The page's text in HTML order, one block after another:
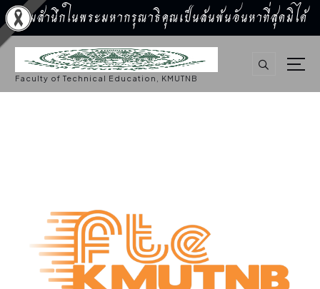
น้อมสำนึกในพระมหากรุณาธิคุณเป็นล้นพ้นอันหาที่สุดมิได้
S
k
o
Faculty of Technical Education, KMUTNB